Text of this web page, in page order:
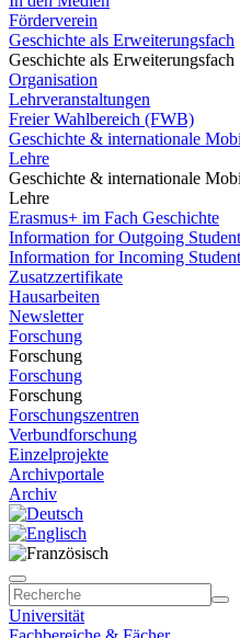
Förderverein
Geschichte als Erweiterungsfach
Geschichte als Erweiterungsfach
Organisation
Lehrveranstaltungen
Freier Wahlbereich (FWB)
Geschichte & internationale
Lehre
Geschichte & internationale
Lehre
Erasmus+ im Fach Geschichte
Information for Outgoing
Information for Incoming
Zusatzzertifikate
Hausarbeiten
Newsletter
Forschung
Forschung
Forschung
Forschung
Forschungszentren
Verbundforschung
Einzelprojekte
Archivportale
Archiv
Universität